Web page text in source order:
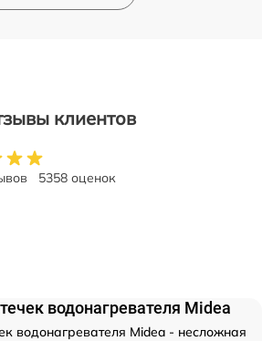
клиентов
5358 оценок
водонагревателя Midea
водонагревателя Midea - несложная